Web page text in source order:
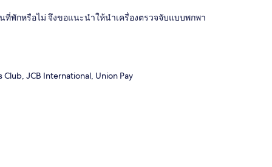
พักหรือไม่ จึงขอแนะนำให้นำเครื่องตรวจจับแบบพกพา
JCB International, Union Pay